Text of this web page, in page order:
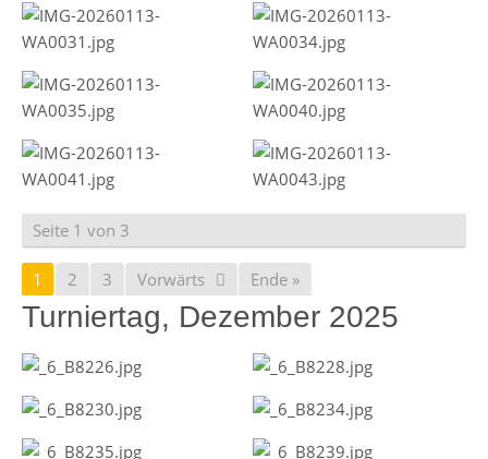
Seite 1 von 3
1 2 3 Vorwärts Ende »
Turniertag, Dezember 2025